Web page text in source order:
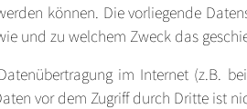
können. Die vorliegende
und zu welchem Zweck das
im Internet (z.B.
vor dem Zugriff durch Dritte ist